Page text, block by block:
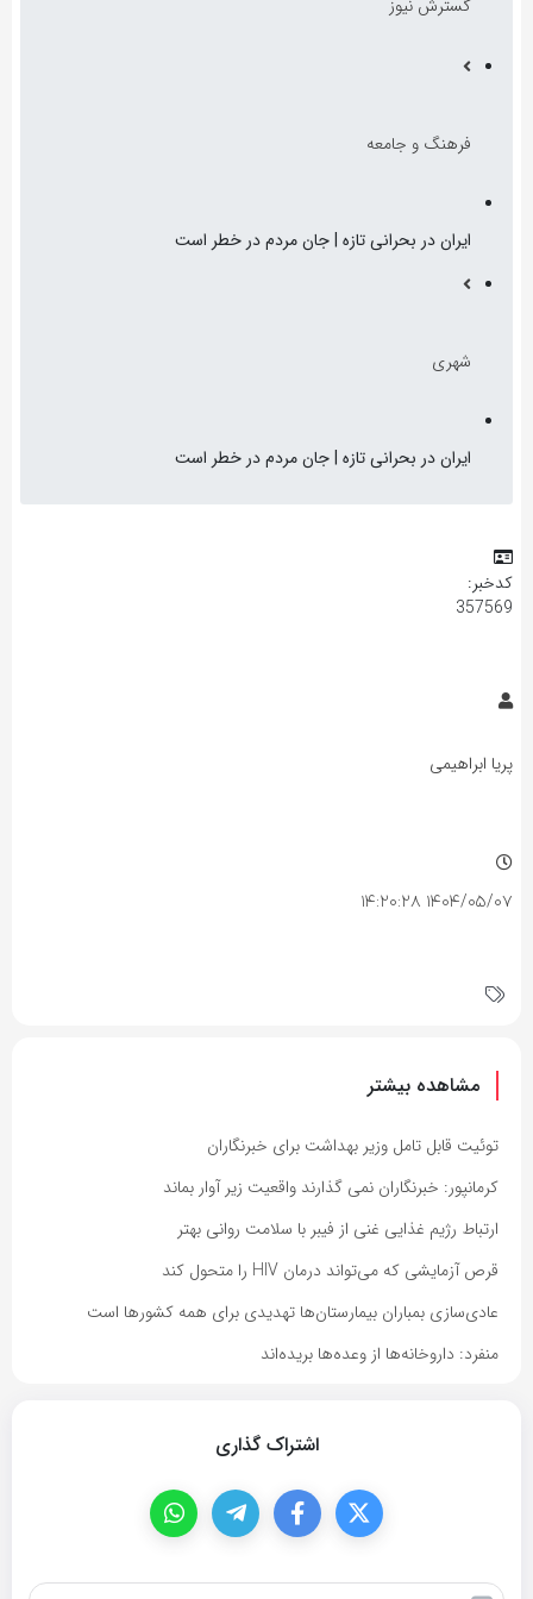
گسترش نیوز
فرهنگ و جامعه
ایران در بحرانی تازه | جان مردم در خطر است
شهری
ایران در بحرانی تازه | جان مردم در خطر است
کدخبر:
357569
پریا ابراهیمی
۱۴۰۴/۰۵/۰۷ ۱۴:۲۰:۲۸
مشاهده بیشتر
توئیت قابل تامل وزیر بهداشت برای خبرنگاران
کرمانپور: خبرنگاران نمی گذارند واقعیت زیر آوار بماند
ارتباط رژیم غذایی غنی از فیبر با سلامت روانی بهتر
قرص آزمایشی که می‌تواند درمان HIV را متحول کند
عادی‌سازی بمباران بیمارستان‌ها تهدیدی برای همه کشورها است
منفرد: داروخانه‌ها از وعده‌ها بریده‌اند
اشتراک گذاری